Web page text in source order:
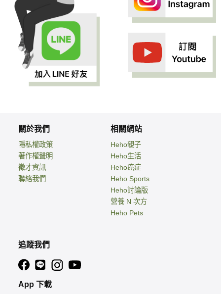
關於我們
隱私權政策
著作權聲明
徵才資訊
聯絡我們
相關網站
Heho親子
Heho生活
Heho癌症
Heho Sports
Heho討論版
營養 N 次方
Heho Pets
追蹤我們
App 下載